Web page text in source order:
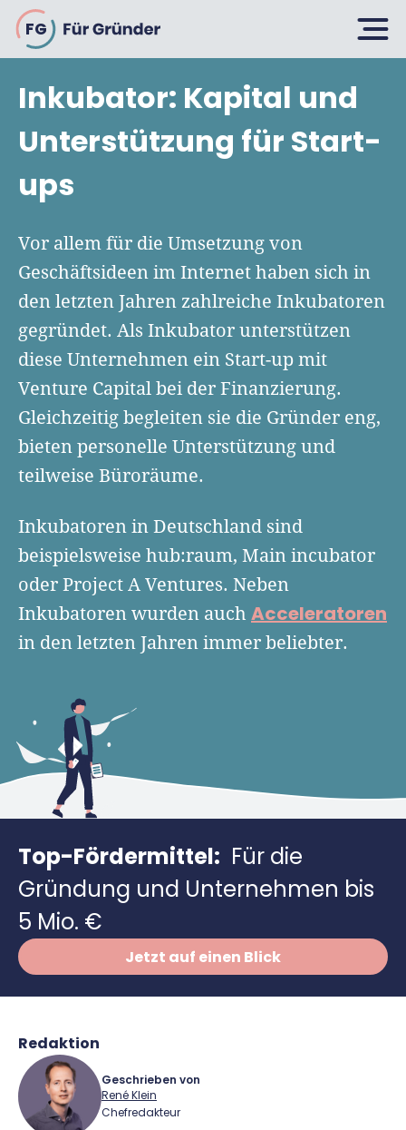
FG
Planen
Selbstständig machen
Bin ich ein Gründer?
Geschäftsmodell entwickeln
Businessplan schreiben
Businessplan-Vorlage & Muster
Finanzplan erstellen
Top 15 Franchise
Gründerwettbewerbe finden
Firma gründen: 10 Tipps
Rechtsform wählen
UG gründen
GmbH gründen
Geschäftskonto-Vergleich
Unternehmen anmelden
Unsere Gründungspakete
Wachsen
6 Tipps zum Start
Fördermittelcheck machen
Kunden gewinnen
Website erstellen
Rechnung schreiben
Buchhaltung erledigen
Online-Kredit anfragen
Finanzieren
Fördermittel
Kredit für Existenzgründer
Business Angels
Zuschüsse
Kontokorrenkredit
Firmenkonto
Tools
Business Model Canvas
Gründertest
Gründungsassistent
Preiskalkulation
Buchhaltungssoftware
Lohnsoftware
Vergleiche
Angebote
Finanzierungsangebote
Marke, AGB & Datenschutz
Geschäftskonto eröffnen
Richtig versichern
Steuerberatung
Software
Deals
Inkubator: Kapital und
Unterstützung für Start-
ups
Vor allem für die Umsetzung von
Geschäftsideen im Internet haben sich in
den letzten Jahren zahlreiche Inkubatoren
gegründet. Als Inkubator unterstützen
diese Unternehmen ein Start-up mit
Venture Capital bei der Finanzierung.
Gleichzeitig begleiten sie die Gründer eng,
bieten personelle Unterstützung und
teilweise Büroräume.
Inkubatoren in Deutschland sind
beispielsweise hub:raum, Main incubator
oder Project A Ventures. Neben
Inkubatoren wurden auch Acceleratoren
in den letzten Jahren immer beliebter.
Top-Fördermittel: Für die
Gründung und Unternehmen bis
5 Mio. €
Jetzt auf einen Blick
Redaktion
Geschrieben von
René Klein
Chefredakteur